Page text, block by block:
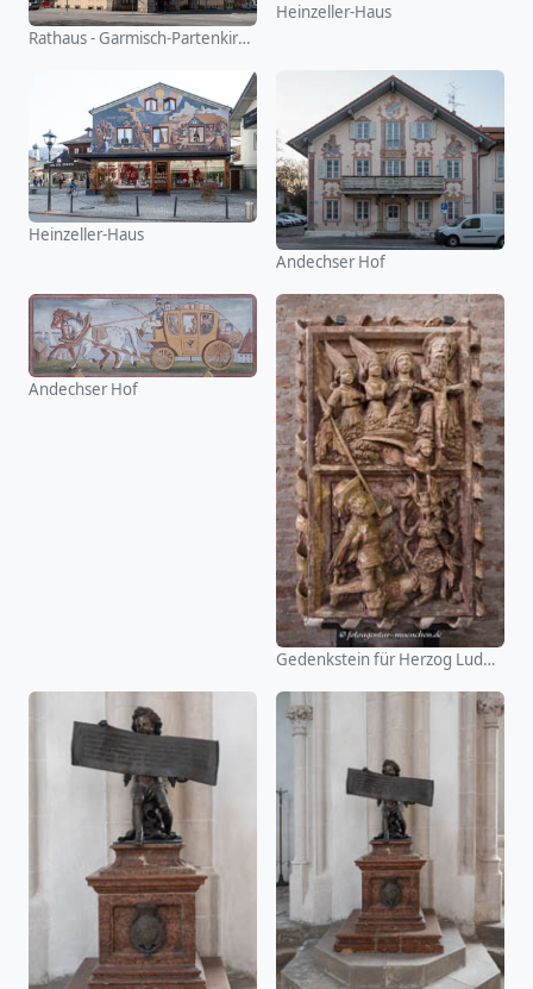
Rathaus - Garmisch-Partenkirchen
Heinzeller-Haus
Heinzeller-Haus
Andechser Hof
Andechser Hof
Gedenkstein für Herzog Ludwig der Gebartete